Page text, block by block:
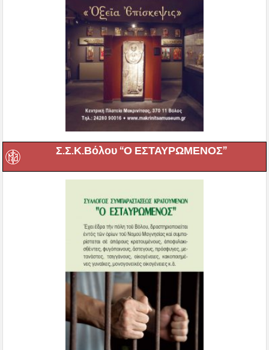
Σ.Σ.Κ.Βόλου “Ο ΕΣΤΑΥΡΩΜΕΝΟΣ”